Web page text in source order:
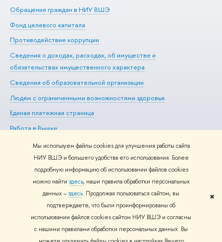
Мы используем файлы cookies для улучшения работы сайта
НИУ ВШЭ и большего удобства его использования. Более
подробную информацию об использовании файлов cookies
можно найти здесь, наши правила обработки персональных
данных –здесь. Продолжая пользоваться сайтом, вы
подтверждаете, что были проинформированы об
использовании файлов cookies сайтом НИУ ВШЭ и согласны
с нашими правилами обработки персональных данных. Вы
✖
Обращения граждан в НИУ ВШЭ
Фонд целевого капитала
Противодействие коррупции
Сведения о доходах, расходах, об имуществе и
обязательствах имущественного характера
Сведения об образовательной организации
Людям с ограниченными возможностями здоровья
Единая платежная страница
Работа в Вышке
Редактору
© НИУ ВШЭ 1993–2026 Адреса и контакты Условия
использования материалов Политика конфиденциальности
Карта
Шрифты HSE Sans и HSE Slab разработаны вШколе дизайна НИУ